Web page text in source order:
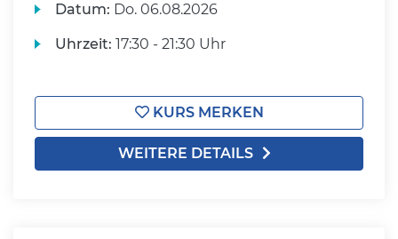
Datum: Do. 06.08.2026
Uhrzeit: 17:30 - 21:30 Uhr
KURS MERKEN
WEITERE DETAILS